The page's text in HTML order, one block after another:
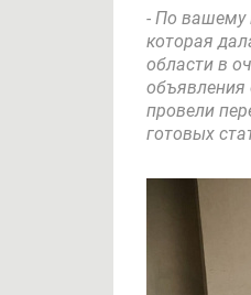
- По вашему
которая
области в
объявления
провели
готовых